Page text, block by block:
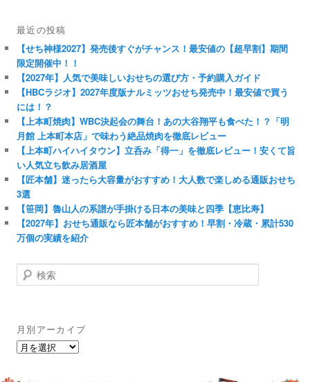
最近の投稿
【せち神様2027】発売後すぐがチャンス！最安値の【超早割】期間
限定開催中！！
【2027年】人気で美味しいおせちの選び方・予約購入ガイド
【HBCラジオ】2027年度版ナルミッツおせち発売中！最安値で買う
には！？
【上本町焼肉】WBC決起会の舞台！あの大谷翔平も食べた！？「明
月館 上本町本店」で味わう絶品焼肉を徹底レビュー
【上本町ハイハイタウン】立呑み「得一」を徹底レビュー！安くて旨
い人気立ち飲み居酒屋
【匠本舗】迷ったら大容量がおすすめ！大人数で楽しめる通販おせち
3選
【笹岡】魯山人の系譜が手掛ける日本の美味と四季【恵比寿】
【2027年】おせち通販なら匠本舗がおすすめ！早割・冷蔵・累計530
万個の実績を紹介
検
索
月別アーカイブ
月